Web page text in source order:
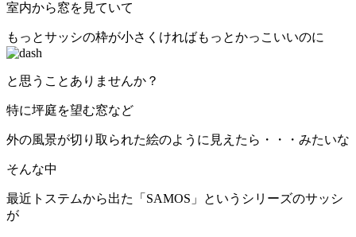
室内から窓を見ていて
もっとサッシの枠が小さくければもっとかっこいいのに
と思うことありませんか？
特に坪庭を望む窓など
外の風景が切り取られた絵のように見えたら・・・みたいな
そんな中
最近トステムから出た「SAMOS」というシリーズのサッシ
が